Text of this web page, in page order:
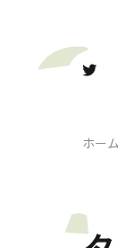
ホーム